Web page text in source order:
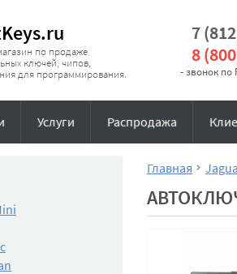
по продаже
ключей, чипов,
для программирования.
7
8
- звонок по
Услуги Распродажа
Главная